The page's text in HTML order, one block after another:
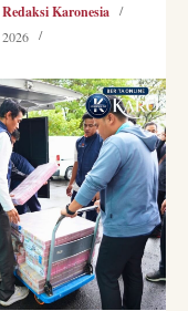
Redaksi Karonesia